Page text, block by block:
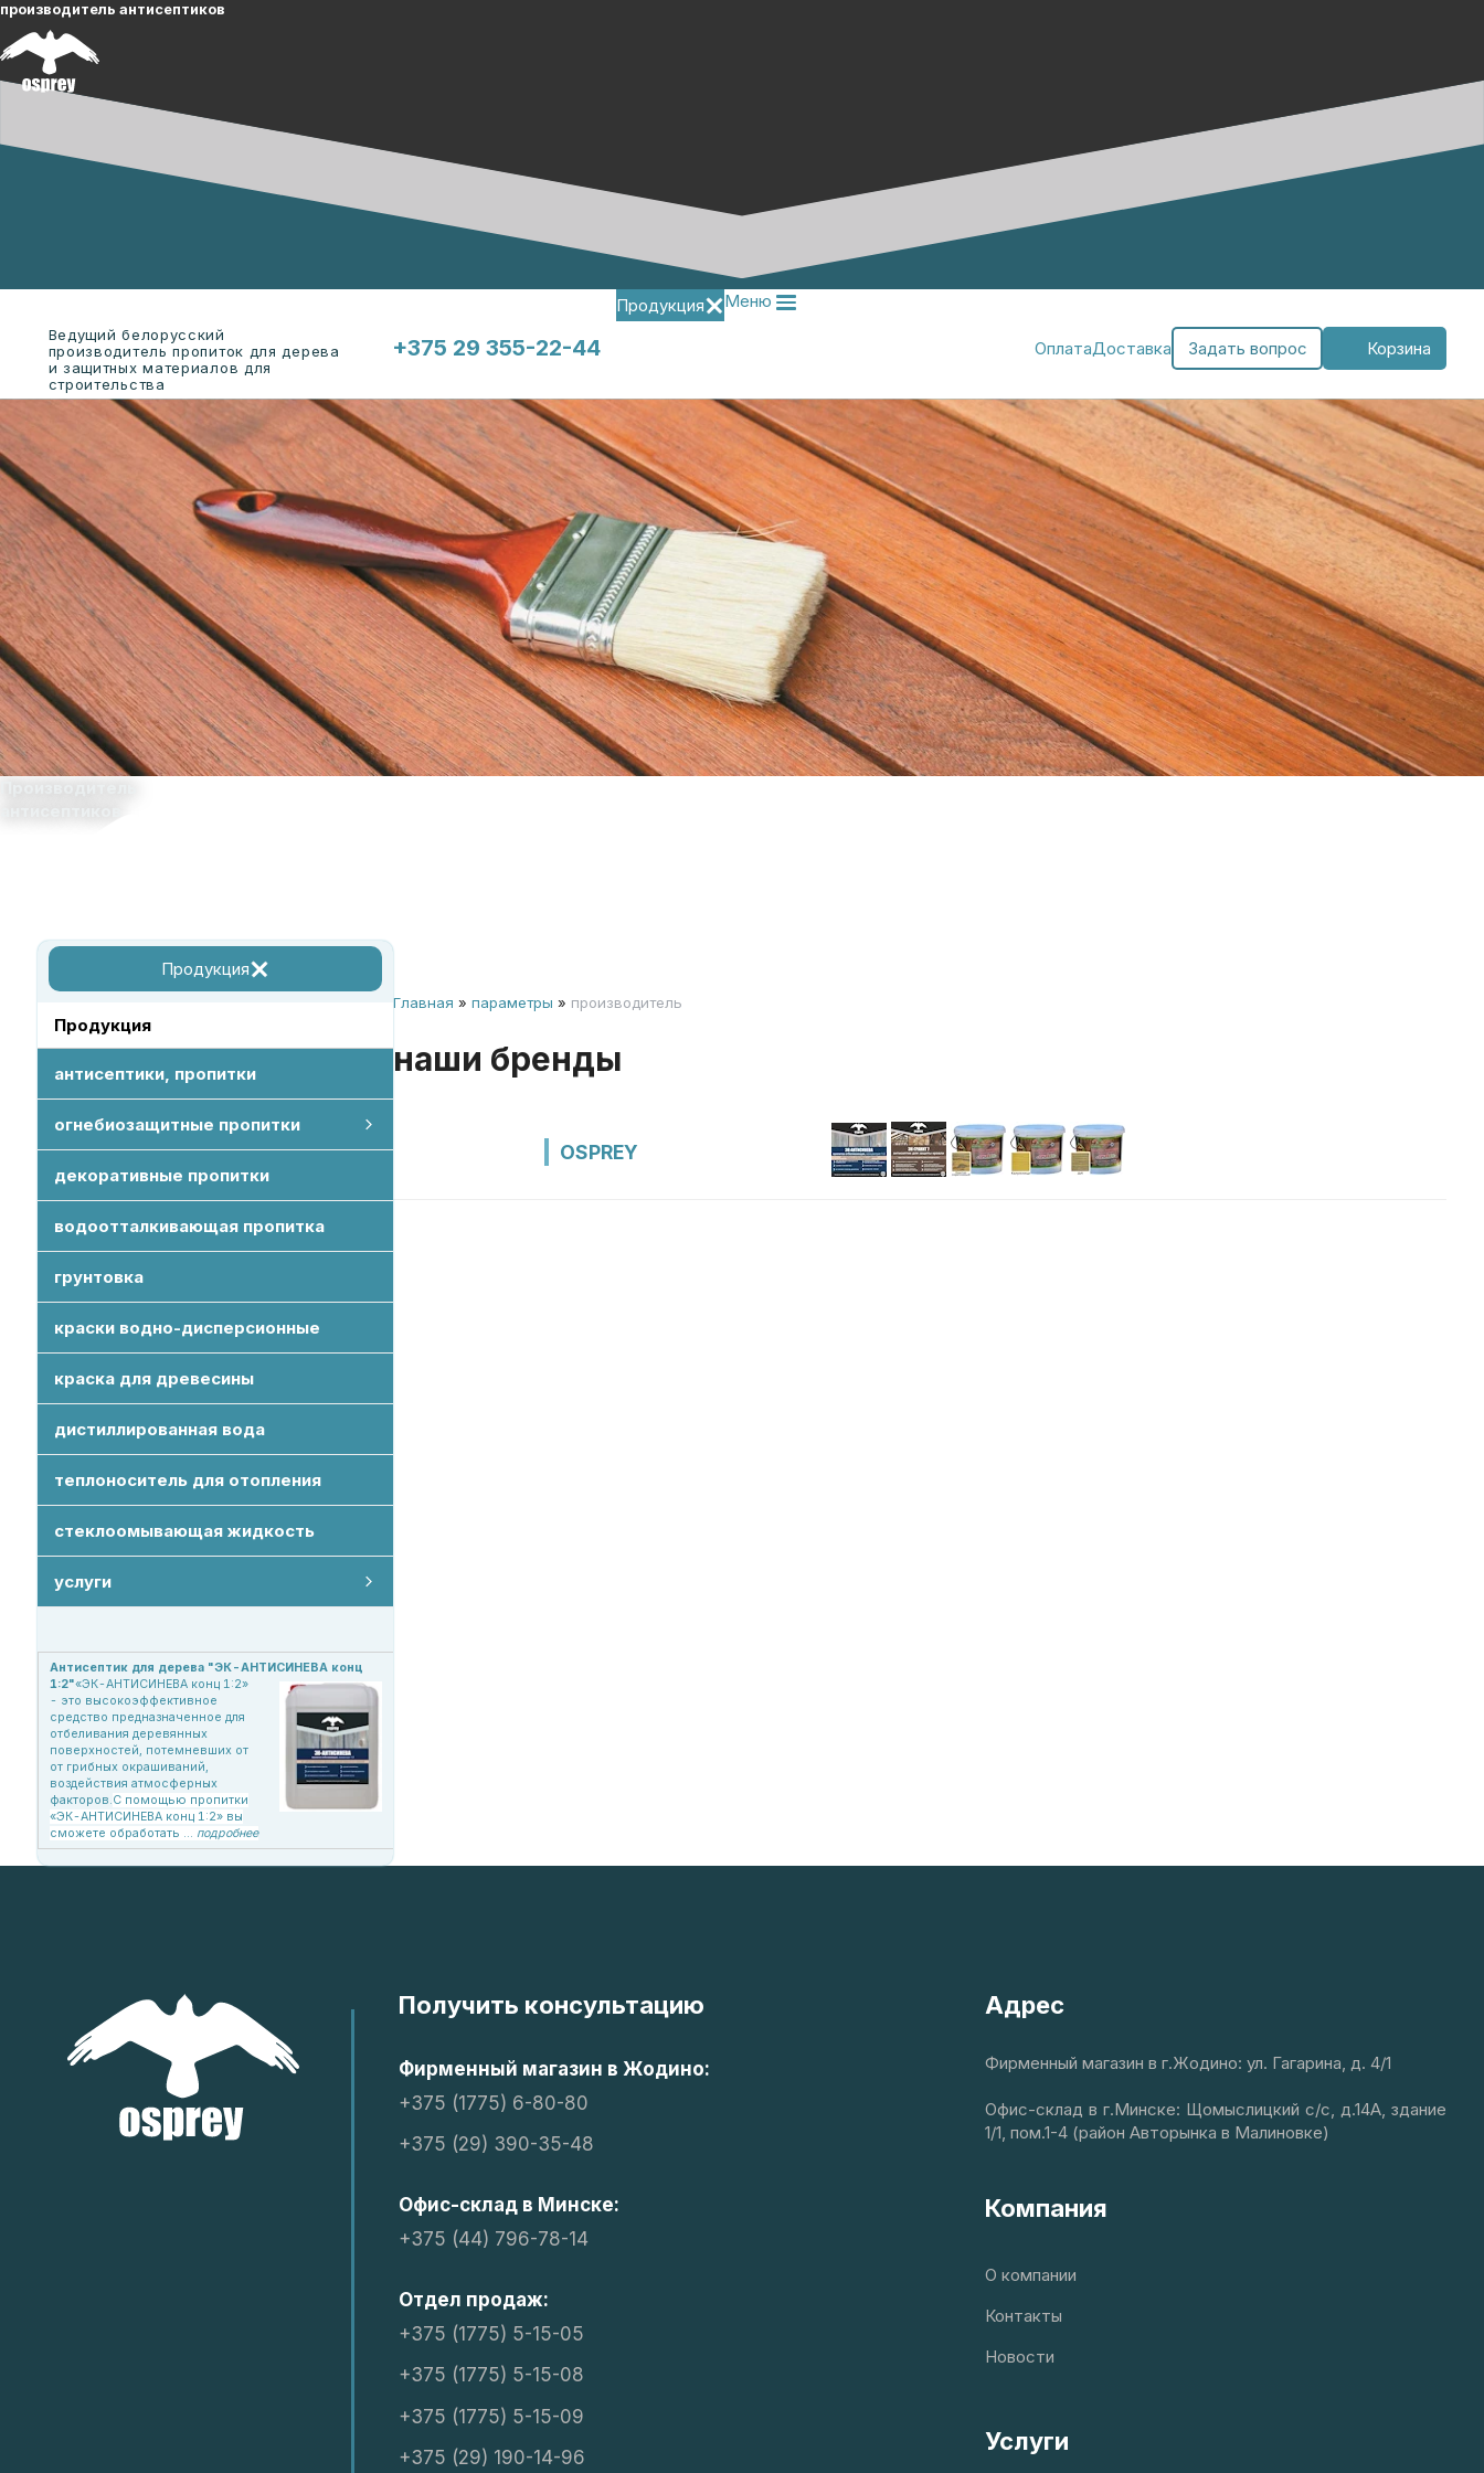
производитель антисептиков
Продукция Меню
Ведущий белорусский
производитель пропиток для дерева
и защитных материалов для
строительства
+375 29 355-22-44 ОплатаДоставка Задать вопрос Корзина
Продукция
Продукция
антисептики, пропитки
огнебиозащитные пропитки
декоративные пропитки
водоотталкивающая пропитка
грунтовка
краски водно-дисперсионные
краска для древесины
дистиллированная вода
теплоноситель для отопления
стеклоомывающая жидкость
услуги
Антисептик для дерева "ЭК-АНТИСИНЕВА конц
1:2"«ЭК-АНТИСИНЕВА конц 1:2»
- это высокоэффективное
средство предназначенное для
отбеливания деревянных
поверхностей, потемневших от
от грибных окрашиваний,
воздействия атмосферных
факторов.С помощью пропитки
«ЭК-АНТИСИНЕВА конц 1:2» вы
сможете обработать ... подробнее
Главная » параметры » производитель
наши бренды
OSPREY
Получить консультацию
Фирменный магазин в Жодино:
+375 (1775) 6-80-80
+375 (29) 390-35-48
Офис-склад в Минске:
+375 (44) 796-78-14
Отдел продаж:
+375 (1775) 5-15-05
+375 (1775) 5-15-08
+375 (1775) 5-15-09
+375 (29) 190-14-96
Адрес
Фирменный магазин в г.Жодино: ул. Гагарина, д. 4/1
Офис-склад в г.Минске: Щомыслицкий с/с, д.14А, здание
1/1, пом.1-4 (район Авторынка в Малиновке)
Компания
О компании
Контакты
Новости
Услуги